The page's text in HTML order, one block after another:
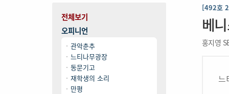
전체보기
오피니언
관악춘추
느티나무광장
동문기고
재학생의 소리
만평
[492호
베
홍지영
느